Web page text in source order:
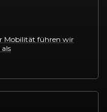
Mobilität führen wir